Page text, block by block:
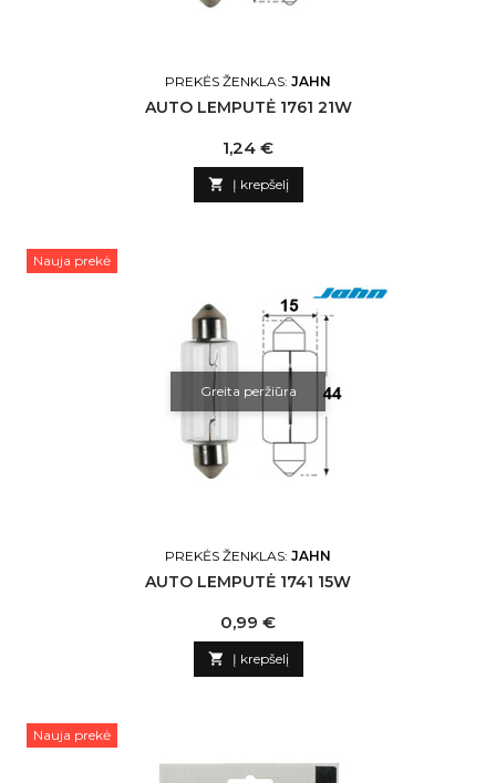
PREKĖS ŽENKLAS: JAHN
AUTO LEMPUTĖ 1761 21W
Kaina
1,24 €
 Į krepšelį
Nauja prekė
Greita peržiūra
PREKĖS ŽENKLAS: JAHN
AUTO LEMPUTĖ 1741 15W
Kaina
0,99 €
 Į krepšelį
Nauja prekė